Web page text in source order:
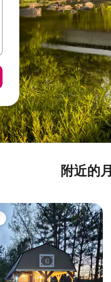
附近的
荐」